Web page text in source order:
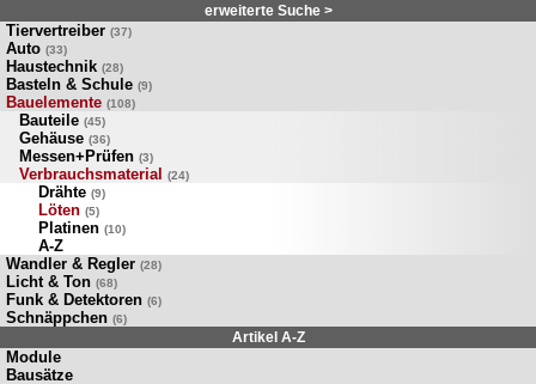
erweiterte Suche >
Tiervertreiber (37)
Auto (33)
Haustechnik (28)
Basteln & Schule (9)
Bauelemente (108)
Bauteile (45)
Gehäuse (36)
Messen+Prüfen (3)
Verbrauchsmaterial (24)
Drähte (9)
Löten (5)
Platinen (10)
A-Z
Wandler & Regler (28)
Licht & Ton (68)
Funk & Detektoren (6)
Schnäppchen (6)
Artikel A-Z
Module
Bausätze